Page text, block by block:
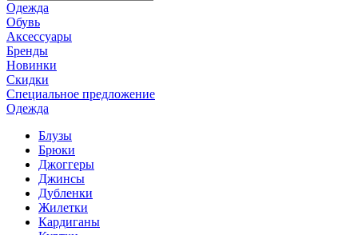
Одежда
Обувь
Аксессуары
Бренды
Новинки
Скидки
Специальное предложение
Одежда
Блузы
Брюки
Джоггеры
Джинсы
Дубленки
Жилетки
Кардиганы